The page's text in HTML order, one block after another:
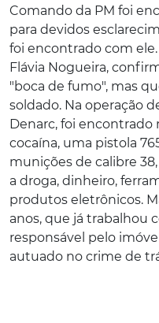
Comando da PM foi
para devidos
foi encontrado com
Flávia Nogueira,
"boca de fumo", mas
soldado. Na operação
Denarc, foi encontrado
cocaína, uma pistola
munições de calibre
a droga, dinheiro,
produtos eletrônicos.
anos, que já trabalhou
responsável pelo
autuado no crime de